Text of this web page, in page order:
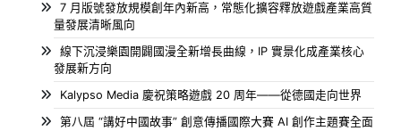
7 月版號發放規模創年內新高，常態化擴容釋放遊戲產業高質
量發展清晰風向
線下沉浸樂園開闢國漫全新增長曲線，IP 實景化成產業核心
發展新方向
Kalypso Media 慶祝策略遊戲 20 周年——從德國走向世界
第八屆 “講好中國故事” 創意傳播國際大賽 AI 創作主題賽全面